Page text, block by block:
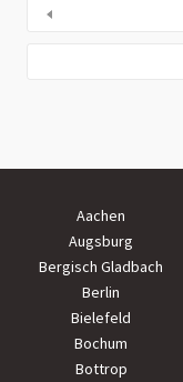
Aachen
Augsburg
Bergisch Gladbach
Berlin
Bielefeld
Bochum
Bottrop